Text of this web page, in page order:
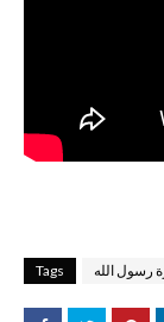
Tags رسول الله